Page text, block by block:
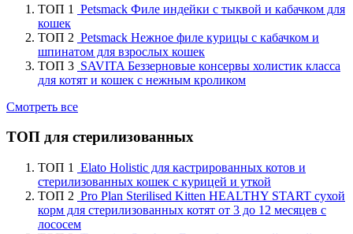
ТОП 1
Petsmack Филе индейки с тыквой и кабачком для
кошек
ТОП 2 Petsmack Нежное филе курицы с кабачком и
шпинатом для взрослых кошек
ТОП 3 SAVITA Беззерновые консервы холистик класса
для котят и кошек с нежным кроликом
Смотреть все
ТОП для стерилизованных
ТОП 1
Elato Holistic для кастрированных котов и
стерилизованных кошек с курицей и уткой
ТОП 2 Pro Plan Sterilised Kitten HEALTHY START сухой
корм для стерилизованных котят от 3 до 12 месяцев с
лососем